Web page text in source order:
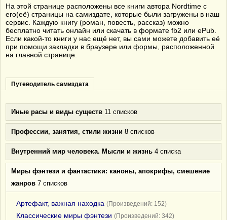
На этой странице расположены все книги автора Nordtime с
его(её) страницы на самиздате, которые были загружены в наш
сервис. Каждую книгу (роман, повесть, рассказ) можно
бесплатно читать онлайн или скачать в формате fb2 или ePub.
Если какой-то книги у нас ещё нет, вы сами можете добавить её
при помощи закладки в браузере или формы, расположенной
на главной странице.
Путеводитель самиздата
Иные расы и виды существ 11 списков
Профессии, занятия, стили жизни 8 списков
Внутренний мир человека. Мысли и жизнь 4 списка
Миры фэнтези и фантастики: каноны, апокрифы, смешение
жанров 7 списков
Артефакт, важная находка (Произведений: 152)
Классические миры фэнтези (Произведений: 342)